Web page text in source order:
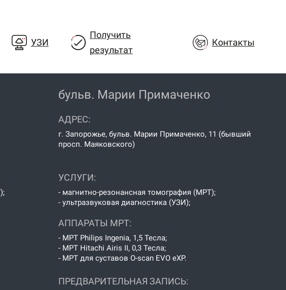
УЗИ
Получить
результат
Контакты
бульв. Марии Примаченко
АДРЕС:
г. Запорожье, бульв. Марии Примаченко, 11 (бывший
просп. Маяковского)
УСЛУГИ:
- магнитно-резонансная томография (МРТ);
- ультразвуковая диагностика (УЗИ);
АППАРАТЫ МРТ:
- МРТ Philips Ingenia, 1,5 Тесла;
- МРТ Hitachi Airis II, 0,3 Тесла;
- МРТ для суставов O-scan EVO eXP.
ПРЕДВАРИТЕЛЬНАЯ ЗАПИСЬ: